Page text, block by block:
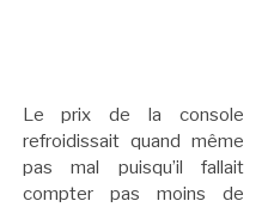
Le prix de la console
refroidissait quand même
pas mal puisqu’il fallait
compter pas moins de